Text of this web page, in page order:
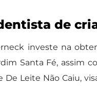
de
investe na
Santa Fé, assim
Leite Não Caiu,